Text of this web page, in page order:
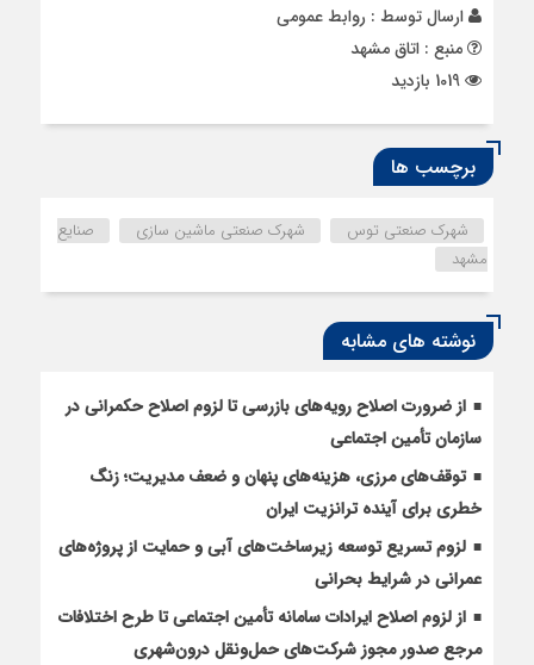
ارسال توسط : روابط عمومی
منبع : اتاق مشهد
برچسب ها
شهرک صنعتی توس شهرک صنعتی ماشین سازی
صنایع
مشهد
نوشته های مشابه
از ضرورت اصلاح رویه‌های بازرسی تا لزوم اصلاح حکمرانی در
سازمان تأمین اجتماعی
توقف‌های مرزی، هزینه‌های پنهان و ضعف مدیریت؛ زنگ
خطری برای آینده ترانزیت ایران
لزوم تسریع توسعه زیرساخت‌های آبی و حمایت از پروژه‌های
عمرانی در شرایط بحرانی
از لزوم اصلاح ایرادات سامانه تأمین اجتماعی تا طرح اختلافات
مرجع صدور مجوز شرکت‌های حمل‌ونقل درون‌شهری